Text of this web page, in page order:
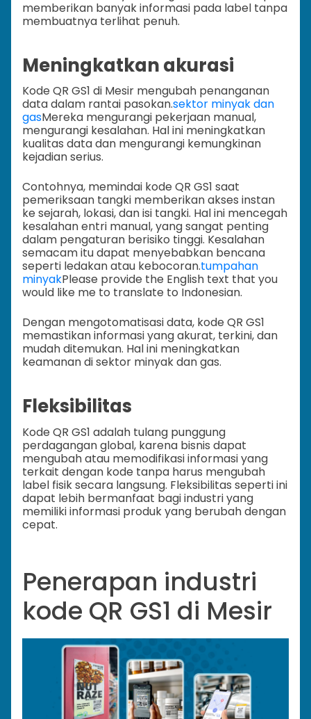
memberikan banyak informasi pada label tanpa
membuatnya terlihat penuh.
Meningkatkan akurasi
Kode QR GS1 di Mesir mengubah penanganan
data dalam rantai pasokan.sektor minyak dan
gasMereka mengurangi pekerjaan manual,
mengurangi kesalahan. Hal ini meningkatkan
kualitas data dan mengurangi kemungkinan
kejadian serius.
Contohnya, memindai kode QR GS1 saat
pemeriksaan tangki memberikan akses instan
ke sejarah, lokasi, dan isi tangki. Hal ini mencegah
kesalahan entri manual, yang sangat penting
dalam pengaturan berisiko tinggi. Kesalahan
semacam itu dapat menyebabkan bencana
seperti ledakan atau kebocoran.tumpahan
minyakPlease provide the English text that you
would like me to translate to Indonesian.
Dengan mengotomatisasi data, kode QR GS1
memastikan informasi yang akurat, terkini, dan
mudah ditemukan. Hal ini meningkatkan
keamanan di sektor minyak dan gas.
Fleksibilitas
Kode QR GS1 adalah tulang punggung
perdagangan global, karena bisnis dapat
mengubah atau memodifikasi informasi yang
terkait dengan kode tanpa harus mengubah
label fisik secara langsung. Fleksibilitas seperti ini
dapat lebih bermanfaat bagi industri yang
memiliki informasi produk yang berubah dengan
cepat.
Penerapan industri
kode QR GS1 di Mesir